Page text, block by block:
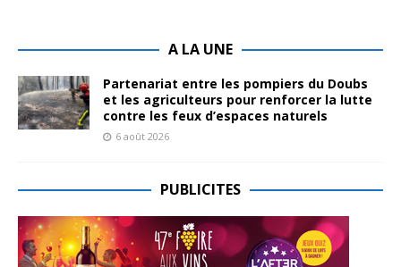
A LA UNE
Partenariat entre les pompiers du Doubs
et les agriculteurs pour renforcer la lutte
contre les feux d’espaces naturels
6 août 2026
PUBLICITES